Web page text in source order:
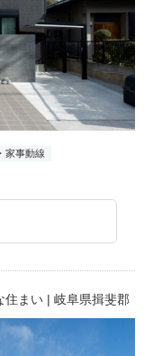
家事動線
住まい | 岐阜県揖斐郡